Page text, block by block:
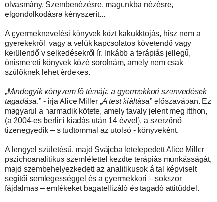
olvasmány. Szembenézésre, magunkba nézésre,
elgondolkodásra kényszerít...
A gyermeknevelési könyvek közt kakukktojás, hisz nem a
gyerekekről, vagy a velük kapcsolatos követendő vagy
kerülendő viselkedésekről ír. Inkább a terápiás jellegű,
önismereti könyvek közé sorolnám, amely nem csak
szülőknek lehet érdekes.
„Mindegyik könyvem fő témája a gyermekkori szenvedések
tagadása.” - írja Alice Miller „A test kiáltása” előszavában. Ez
magyarul a harmadik kötete, amely tavaly jelent meg itthon,
(a 2004-es berlini kiadás után 14 évvel), a szerzőnő
tizenegyedik – s tudtommal az utolsó - könyveként.
A lengyel születésű, majd Svájcba letelepedett Alice Miller
pszichoanalitikus szemlélettel kezdte terápiás munkásságát,
majd szembehelyezkedett az analitikusok által képviselt
segítői semlegességgel és a gyermekkori – sokszor
fájdalmas – emlékeket bagatellizáló és tagadó attitűddel.